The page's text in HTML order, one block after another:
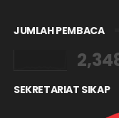
JUMLAH PEMBACA
SEKRETARIAT SIKAP